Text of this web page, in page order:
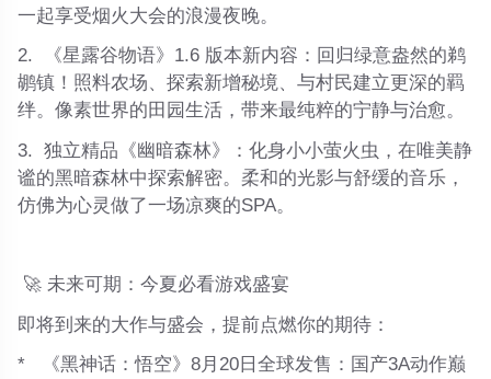
一起享受烟火大会的浪漫夜晚。
2.
《星露谷物语》1.6 版本新内容 ：回归绿意盎然的鹈
鹕镇！照料农场、探索新增秘境、与村民建立更深的羁
绊。像素世界的田园生活，带来最纯粹的宁静与治愈。
3.独立精品《幽暗森林》
：化身小小萤火虫，在唯美静
谧的黑暗森林中探索解密。柔和的光影与舒缓的音乐，
仿佛为心灵做了一场凉爽的SPA。
🚀未来可期：今夏必看游戏盛宴
即将到来的大作与盛会，提前点燃你的期待：
*
《黑神话：悟空》8月20日全球发售 ：国产3A动作巅